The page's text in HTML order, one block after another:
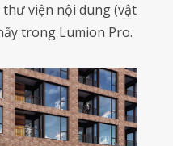
viện nội dung (vật
trong Lumion Pro.